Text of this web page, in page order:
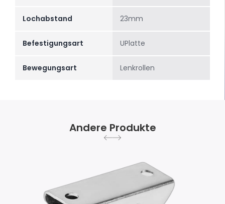
Lochabstand 23mm
Befestigungsart UPlatte
Bewegungsart Lenkrollen
Andere Produkte